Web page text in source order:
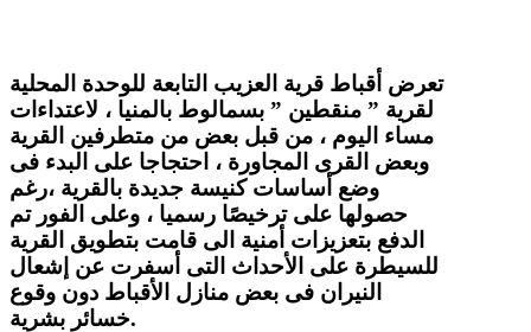
تعرض أقباط قرية العزيب التابعة للوحدة المحلية
لقرية ” منقطين ” بسمالوط بالمنيا ، لاعتداءات
مساء اليوم ، من قبل بعض من متطرفين القرية
وبعض القرى المجاورة ، احتجاجا على البدء فى
وضع أساسات كنيسة جديدة بالقرية ،رغم
حصولها على ترخيصًا رسميا ، وعلى الفور تم
الدفع بتعزيزات أمنية الى قامت بتطويق القرية
للسيطرة على الأحداث التى أسفرت عن إشعال
النيران فى بعض منازل الأقباط دون وقوع
خسائر بشرية.